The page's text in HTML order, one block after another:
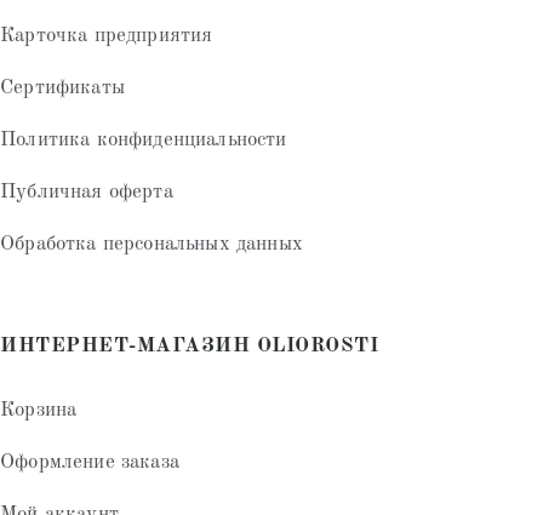
Карточка предприятия
Сертификаты
Политика конфиденциальности
Публичная оферта
Обработка персональных данных
ИНТЕРНЕТ-МАГАЗИН OLIOROSTI
Корзина
Оформление заказа